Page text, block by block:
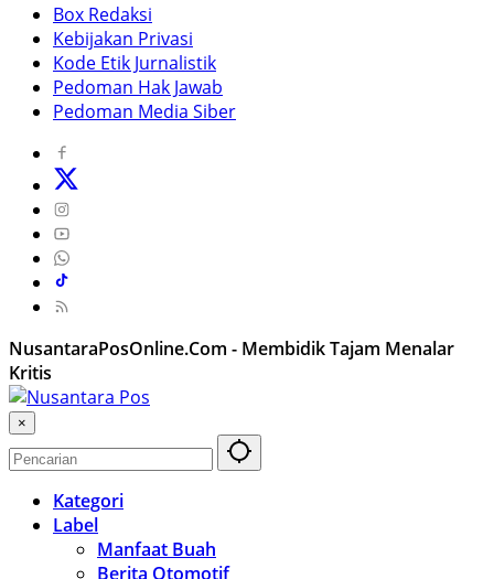
Box Redaksi
Kebijakan Privasi
Kode Etik Jurnalistik
Pedoman Hak Jawab
Pedoman Media Siber
NusantaraPosOnline.Com - Membidik Tajam Menalar
Kritis
×
Kategori
Label
Manfaat Buah
Berita Otomotif